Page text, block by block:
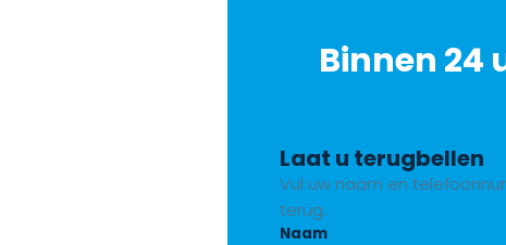
Binnen 24
Laat u terugbellen
Vul uw naam en
terug.
Naam